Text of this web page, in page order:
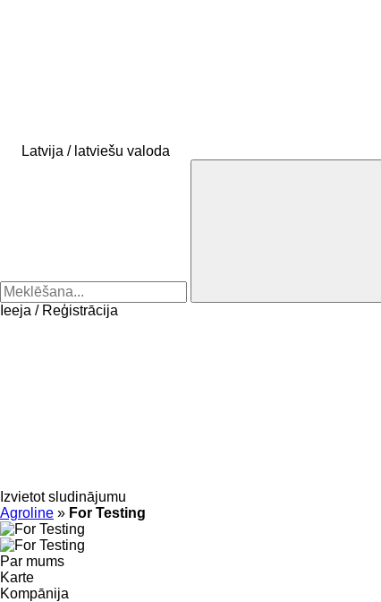
Latvija / latviešu valoda
Ieeja / Reģistrācija
Izvietot sludinājumu
Agroline » For Testing
Par mums
Karte
Kompānija